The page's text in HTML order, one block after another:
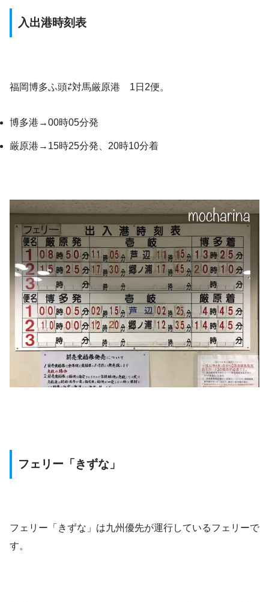
入出港時刻表
福岡博多ふ頭⇄対馬厳原港 1日2便。
博多港→00時05分発
厳原港→15時25分発、20時10分着
フェリー「きずな」
フェリー「きずな」は九州優先が運行しているフェリーで
す。